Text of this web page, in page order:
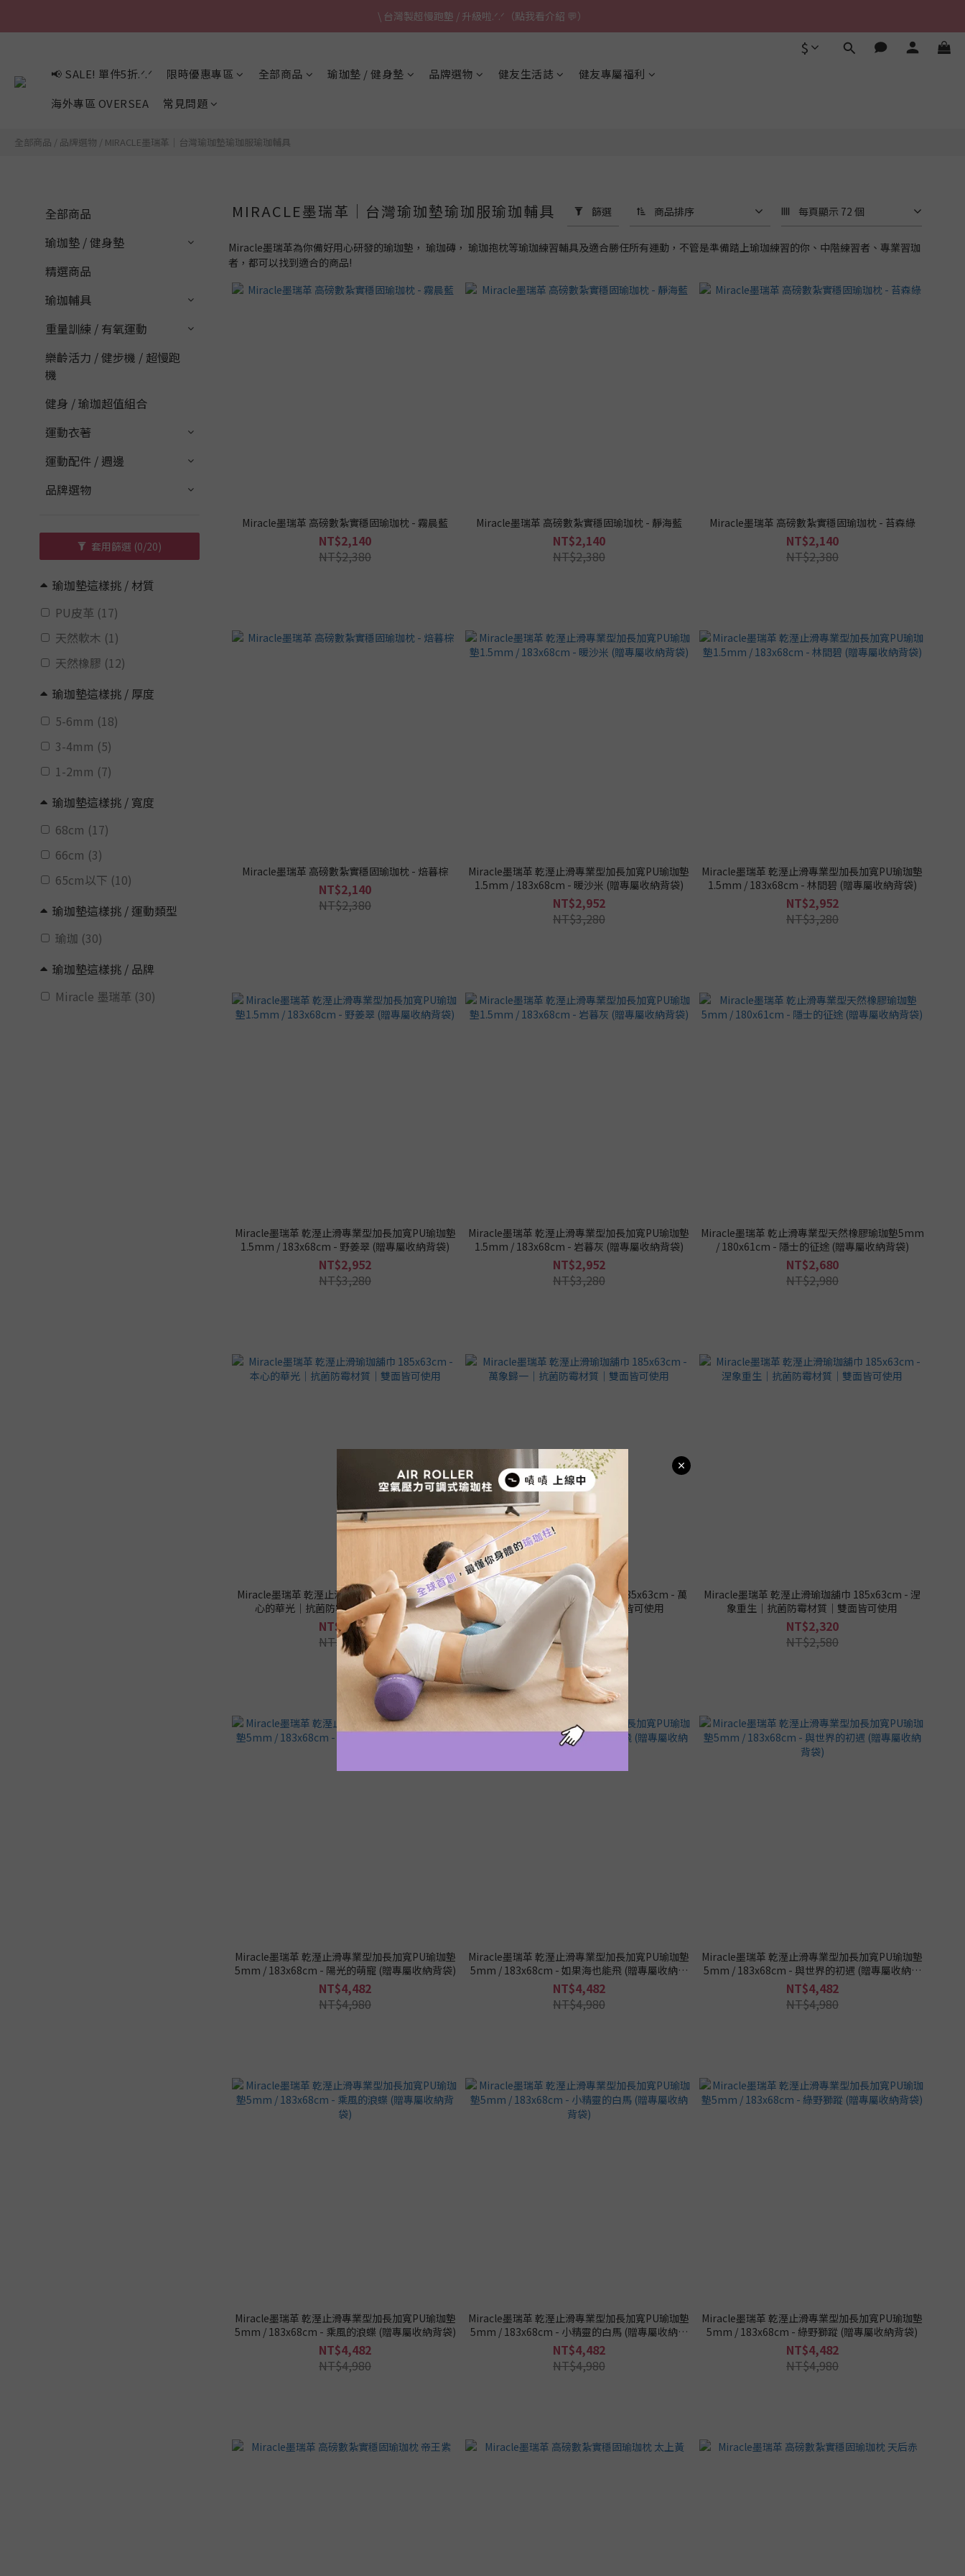
\ 台灣製超慢跑墊 / 升級啦.ᐟ.ᐟ（點我看介紹 💬）
\ 台灣製超慢跑墊 / 升級啦.ᐟ.ᐟ（點我看介紹 💬）
\ 台灣製超慢跑墊 / 升級啦.ᐟ.ᐟ（點我看介紹 💬）
$
📢 SALE! 單件5折.ᐟ.ᐟ 限時優惠專區 全部商品 瑜珈墊 / 健身墊 品牌選物 健友生活誌
健友專屬福利
海外專區 OVERSEA
常見問題
全部商品 / 品牌選物 / MIRACLE墨瑞革｜台灣瑜珈墊瑜珈服瑜珈輔具
全部商品
瑜珈墊 / 健身墊
精選商品
瑜珈輔具
重量訓練 / 有氧運動
樂齡活力 / 健步機 / 超慢跑
機
健身 / 瑜珈超值組合
運動衣著
運動配件 / 週邊
品牌選物
套用篩選 (0/20)
瑜珈墊這樣挑 / 材質
PU皮革 (17)
天然軟木 (1)
天然橡膠 (12)
瑜珈墊這樣挑 / 厚度
5-6mm (18)
3-4mm (5)
1-2mm (7)
瑜珈墊這樣挑 / 寬度
68cm (17)
66cm (3)
65cm以下 (10)
瑜珈墊這樣挑 / 運動類型
瑜珈 (30)
瑜珈墊這樣挑 / 品牌
Miracle 墨瑞革 (30)
MIRACLE墨瑞革｜台灣瑜珈墊瑜珈服瑜珈輔具 篩選 商品排序 每頁顯示 72 個
Miracle墨瑞革為你備好用心研發的瑜珈墊， 瑜珈磚， 瑜珈抱枕等瑜珈練習輔具及適合勝任所有運動，不管是準備踏上瑜珈練習的你、中階練習者、專業習珈
者，都可以找到適合的商品!
Miracle墨瑞革 高磅數紮實穩固瑜珈枕 - 霧晨藍
NT$2,140
NT$2,380
Miracle墨瑞革 高磅數紮實穩固瑜珈枕 - 靜海藍
NT$2,140
NT$2,380
Miracle墨瑞革 高磅數紮實穩固瑜珈枕 - 苔森綠
NT$2,140
NT$2,380
Miracle墨瑞革 高磅數紮實穩固瑜珈枕 - 焙暮棕
NT$2,140
NT$2,380
Miracle墨瑞革 乾溼止滑專業型加長加寬PU瑜珈墊
1.5mm / 183x68cm - 暖沙米 (贈專屬收納背袋)
NT$2,952
NT$3,280
Miracle墨瑞革 乾溼止滑專業型加長加寬PU瑜珈墊
1.5mm / 183x68cm - 林間碧 (贈專屬收納背袋)
NT$2,952
NT$3,280
Miracle墨瑞革 乾溼止滑專業型加長加寬PU瑜珈墊
1.5mm / 183x68cm - 野姜翠 (贈專屬收納背袋)
NT$2,952
NT$3,280
Miracle墨瑞革 乾溼止滑專業型加長加寬PU瑜珈墊
1.5mm / 183x68cm - 岩暮灰 (贈專屬收納背袋)
NT$2,952
NT$3,280
Miracle墨瑞革 乾止滑專業型天然橡膠瑜珈墊5mm
/ 180x61cm - 隱士的征途 (贈專屬收納背袋)
NT$2,680
NT$2,980
Miracle墨瑞革 乾溼止滑瑜珈舖巾 185x63cm - 本
心的華光｜抗菌防霉材質｜雙面皆可使用
NT$2,320
NT$2,580
Miracle墨瑞革 乾溼止滑瑜珈舖巾 185x63cm - 萬
象歸一｜抗菌防霉材質｜雙面皆可使用
NT$2,320
NT$2,580
Miracle墨瑞革 乾溼止滑瑜珈舖巾 185x63cm - 涅
象重生｜抗菌防霉材質｜雙面皆可使用
NT$2,320
NT$2,580
Miracle墨瑞革 乾溼止滑專業型加長加寬PU瑜珈墊
5mm / 183x68cm - 陽光的萌寵 (贈專屬收納背袋)
NT$4,482
NT$4,980
Miracle墨瑞革 乾溼止滑專業型加長加寬PU瑜珈墊
5mm / 183x68cm - 如果海也能飛 (贈專屬收納背
袋)
NT$4,482
NT$4,980
Miracle墨瑞革 乾溼止滑專業型加長加寬PU瑜珈墊
5mm / 183x68cm - 與世界的初遇 (贈專屬收納背
袋)
NT$4,482
NT$4,980
Miracle墨瑞革 乾溼止滑專業型加長加寬PU瑜珈墊
5mm / 183x68cm - 乘風的浪蝶 (贈專屬收納背袋)
NT$4,482
NT$4,980
Miracle墨瑞革 乾溼止滑專業型加長加寬PU瑜珈墊
5mm / 183x68cm - 小精靈的白馬 (贈專屬收納背
袋)
NT$4,482
NT$4,980
Miracle墨瑞革 乾溼止滑專業型加長加寬PU瑜珈墊
5mm / 183x68cm - 綠野獅蹤 (贈專屬收納背袋)
NT$4,482
NT$4,980